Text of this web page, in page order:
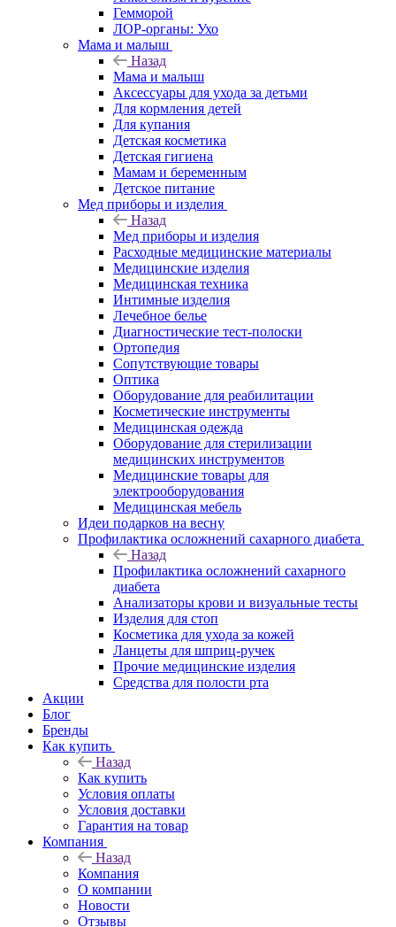
Гемморой
ЛОР-органы: Ухо
Мама и малыш
Назад
Мама и малыш
Аксессуары для ухода за детьми
Для кормления детей
Для купания
Детская косметика
Детская гигиена
Мамам и беременным
Детское питание
Мед приборы и изделия
Назад
Мед приборы и изделия
Расходные медицинские материалы
Медицинские изделия
Медицинская техника
Интимные изделия
Лечебное белье
Диагностические тест-полоски
Ортопедия
Сопутствующие товары
Оптика
Оборудование для реабилитации
Косметические инструменты
Медицинская одежда
Оборудование для стерилизации
медицинских инструментов
Медицинские товары для
электрооборудования
Медицинская мебель
Идеи подарков на весну
Профилактика осложнений сахарного диабета
Назад
Профилактика осложнений сахарного
диабета
Анализаторы крови и визуальные тесты
Изделия для стоп
Косметика для ухода за кожей
Ланцеты для шприц-ручек
Прочие медицинские изделия
Средства для полости рта
Акции
Блог
Бренды
Как купить
Назад
Как купить
Условия оплаты
Условия доставки
Гарантия на товар
Компания
Назад
Компания
О компании
Новости
Отзывы